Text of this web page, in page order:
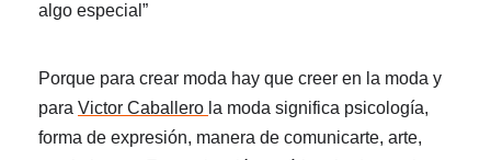
algo especial”
Porque para crear moda hay que creer en la moda y
para Victor Caballero la moda significa psicología,
forma de expresión, manera de comunicarte, arte,